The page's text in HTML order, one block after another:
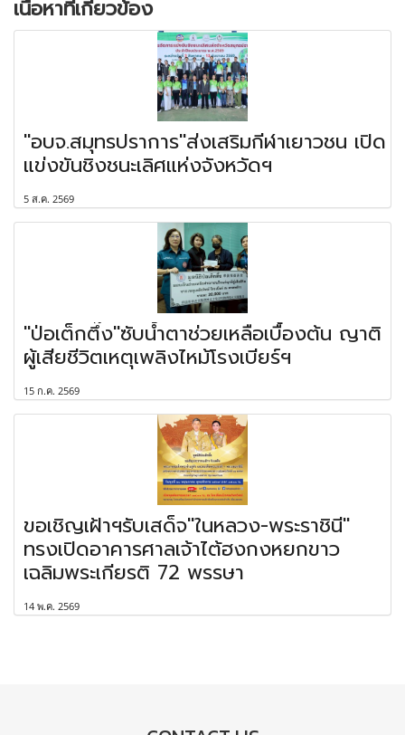
เนื้อหาที่เกี่ยวข้อง
"อบจ.สมุทรปราการ"ส่งเสริมกีฬาเยาวชน เปิด
แข่งขันชิงชนะเลิศแห่งจังหวัดฯ
5 ส.ค. 2569
"ป่อเต็กตึ๊ง"ซับน้ำตาช่วยเหลือเบื้องต้น ญาติ
ผู้เสียชีวิตเหตุเพลิงไหม้โรงเบียร์ฯ
15 ก.ค. 2569
ขอเชิญเฝ้าฯรับเสด็จ"ในหลวง-พระราชินี"
ทรงเปิดอาคารศาลเจ้าไต้ฮงกงหยกขาว
เฉลิมพระเกียรติ 72 พรรษา
14 พ.ค. 2569